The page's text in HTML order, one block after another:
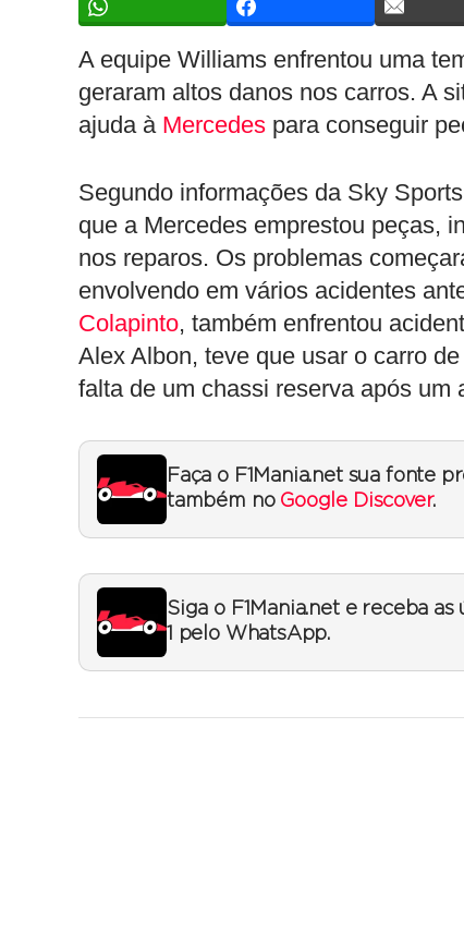
A equipe Williams enfrentou uma
geraram altos danos nos carros. A
ajuda à Mercedes para conseguir
Segundo informações da Sky
que a Mercedes emprestou peças,
nos reparos. Os problemas
envolvendo em vários acidentes
Colapinto, também enfrentou
Alex Albon, teve que usar o carro
falta de um chassi reserva após um
Faça o F1Mania.net sua fonte
também no Google Discover.
Siga o F1Mania.net e receba
1 pelo WhatsApp.